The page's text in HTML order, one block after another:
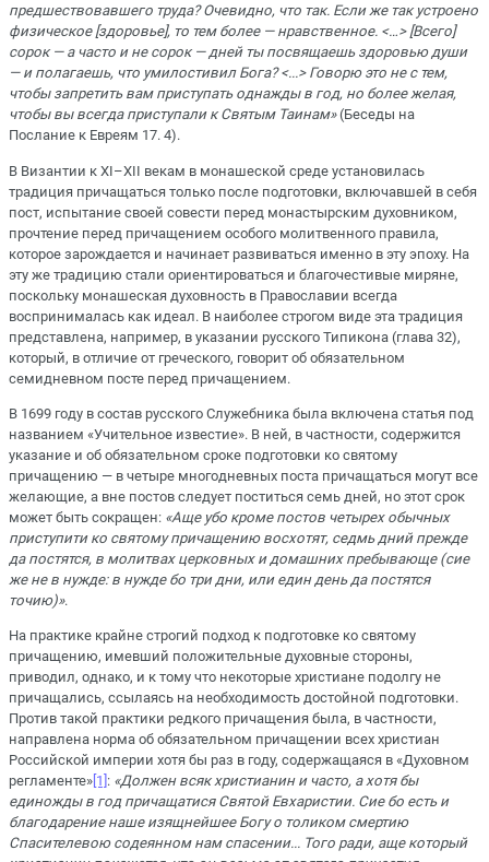
предшествовавшего труда? Очевидно, что так. Если же так устроено
физическое [здоровье], то тем более — нравственное. <…> [Всего]
сорок — а часто и не сорок — дней ты посвящаешь здоровью души
— и полагаешь, что умилостивил Бога? <...> Говорю это не с тем,
чтобы запретить вам приступать однажды в год, но более желая,
чтобы вы всегда приступали к Cвятым Таинам»(Беседы на
Послание к Евреям 17. 4).
В Византии к XI–XII векам в монашеской среде установилась
традиция причащаться только после подготовки, включавшей в себя
пост, испытание своей совести перед монастырским духовником,
прочтение перед причащением особого молитвенного правила,
которое зарождается и начинает развиваться именно в эту эпоху. На
эту же традицию стали ориентироваться и благочестивые миряне,
поскольку монашеская духовность в Православии всегда
воспринималась как идеал. В наиболее строгом виде эта традиция
представлена, например, в указании русского Типикона (глава 32),
который, в отличие от греческого, говорит об обязательном
семидневном посте перед причащением.
В 1699 году в состав русского Служебника была включена статья под
названием «Учительное известие». В ней, в частности, содержится
указание и об обязательном сроке подготовки ко святому
причащению — в четыре многодневных поста причащаться могут все
желающие, а вне постов следует поститься семь дней, но этот срок
может быть сокращен: «Аще убо кроме постов четырех обычных
приступити ко святому причащению восхотят, седмь дний прежде
да постятся, в молитвах церковных и домашних пребывающе (сие
же не в нужде: в нужде бо три дни, или един день да постятся
точию)».
На практике крайне строгий подход к подготовке ко святому
причащению, имевший положительные духовные стороны,
приводил, однако, и к тому что некоторые христиане подолгу не
причащались, ссылаясь на необходимость достойной подготовки.
Против такой практики редкого причащения была, в частности,
направлена норма об обязательном причащении всех христиан
Российской империи хотя бы раз в году, содержащаяся в «Духовном
регламенте» [1] : «Должен всяк христианин и часто, а хотя бы
единожды в год причащатися Святой Евхаристии. Сие бо есть и
благодарение наше изящнейшее Богу о толиком смертию
Спасителевою содеянном нам спасении... Того ради, аще который